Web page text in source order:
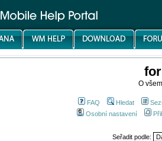
O
FAQ Hledat
Osobní nastavení
Seřadit podle: